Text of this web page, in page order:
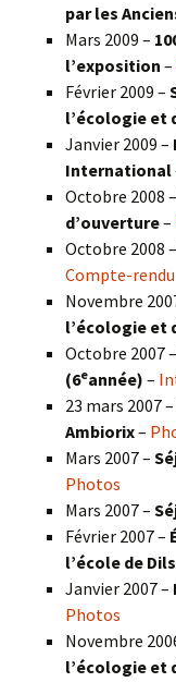
par les
Mars 2009 –
l’exposition –
Février 2009 –
l’écologie et
Janvier 2009 –
International
Octobre 2008 –
d’ouverture–
Octobre 2008 –
Compte-rendu
Novembre
l’écologie et
Octobre 2007 –
(6eannée) –
23 mars 2007 –
Ambiorix–
Mars 2007 –
Photos
Mars 2007 –
Février 2007 –
l’école de
Janvier 2007 –
Photos
Novembre
l’écologie et